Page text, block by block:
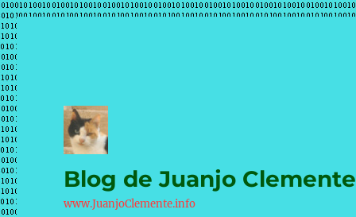
Blog de Juanjo Clemente
www.JuanjoClemente.info